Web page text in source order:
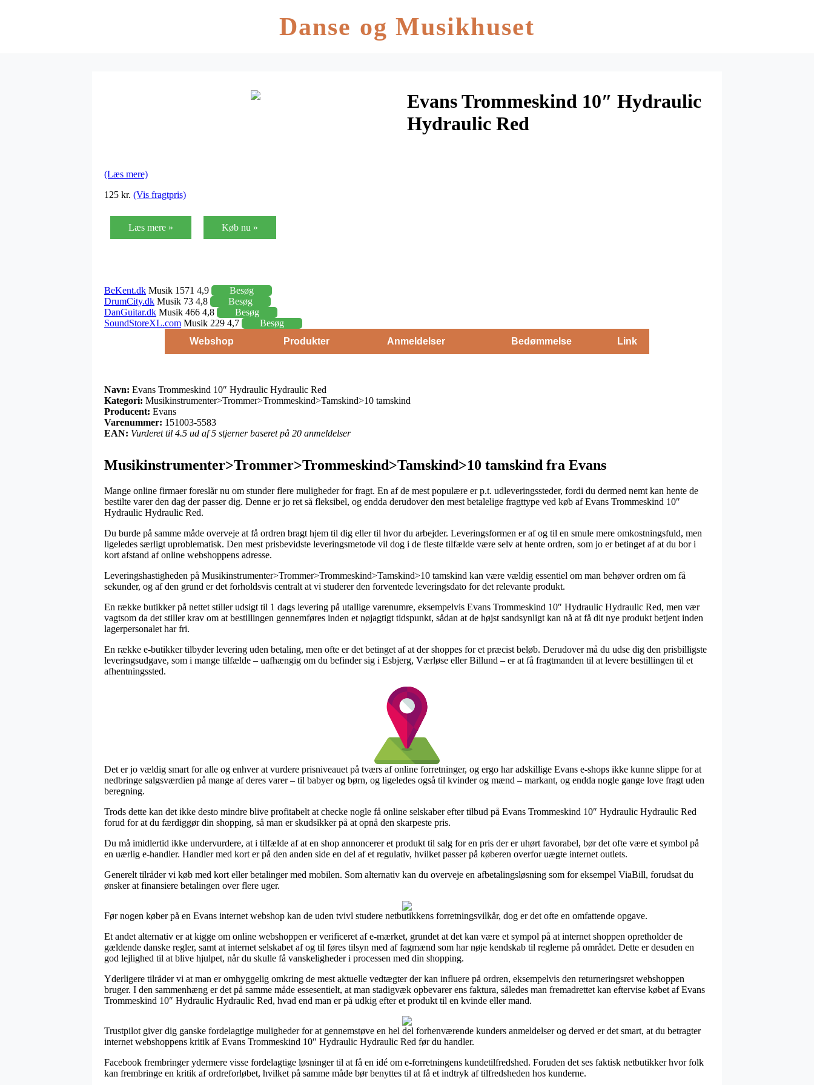
Danse og Musikhuset
Evans Trommeskind 10″ Hydraulic
Hydraulic Red
(Læs mere)
125 kr. (Vis fragtpris)
Læs mere » Køb nu »
BeKent.dk Musik 1571 4,9
Besøg
DrumCity.dk Musik 73 4,8
Besøg
DanGuitar.dk Musik 466 4,8
Besøg
SoundStoreXL.com Musik 229 4,7
Besøg
Webshop
Produkter Anmeldelser Bedømmelse Link
Navn: Evans Trommeskind 10″ Hydraulic Hydraulic Red
Kategori: Musikinstrumenter>Trommer>Trommeskind>Tamskind>10 tamskind
Producent: Evans
Varenummer: 151003-5583
EAN: Vurderet til 4.5 ud af 5 stjerner baseret på 20 anmeldelser
Musikinstrumenter>Trommer>Trommeskind>Tamskind>10 tamskind fra Evans
Mange online firmaer foreslår nu om stunder flere muligheder for fragt. En af de mest populære er p.t. udleveringssteder, fordi du dermed nemt kan hente de
bestilte varer den dag der passer dig. Denne er jo ret så fleksibel, og endda derudover den mest betalelige fragttype ved køb af Evans Trommeskind 10″
Hydraulic Hydraulic Red.
Du burde på samme måde overveje at få ordren bragt hjem til dig eller til hvor du arbejder. Leveringsformen er af og til en smule mere omkostningsfuld, men
ligeledes særligt uproblematisk. Den mest prisbevidste leveringsmetode vil dog i de fleste tilfælde være selv at hente ordren, som jo er betinget af at du bor i
kort afstand af online webshoppens adresse.
Leveringshastigheden på Musikinstrumenter>Trommer>Trommeskind>Tamskind>10 tamskind kan være vældig essentiel om man behøver ordren om få
sekunder, og af den grund er det forholdsvis centralt at vi studerer den forventede leveringsdato for det relevante produkt.
En række butikker på nettet stiller udsigt til 1 dags levering på utallige varenumre, eksempelvis Evans Trommeskind 10″ Hydraulic Hydraulic Red, men vær
vagtsom da det stiller krav om at bestillingen gennemføres inden et nøjagtigt tidspunkt, sådan at de højst sandsynligt kan nå at få dit nye produkt betjent inden
lagerpersonalet har fri.
En række e-butikker tilbyder levering uden betaling, men ofte er det betinget af at der shoppes for et præcist beløb. Derudover må du udse dig den prisbilligste
leveringsudgave, som i mange tilfælde – uafhængig om du befinder sig i Esbjerg, Værløse eller Billund – er at få fragtmanden til at levere bestillingen til et
afhentningssted.
Det er jo vældig smart for alle og enhver at vurdere prisniveauet på tværs af online forretninger, og ergo har adskillige Evans e-shops ikke kunne slippe for at
nedbringe salgsværdien på mange af deres varer – til babyer og børn, og ligeledes også til kvinder og mænd – markant, og endda nogle gange love fragt uden
beregning.
Trods dette kan det ikke desto mindre blive profitabelt at checke nogle få online selskaber efter tilbud på Evans Trommeskind 10″ Hydraulic Hydraulic Red
forud for at du færdiggør din shopping, så man er skudsikker på at opnå den skarpeste pris.
Du må imidlertid ikke undervurdere, at i tilfælde af at en shop annoncerer et produkt til salg for en pris der er uhørt favorabel, bør det ofte være et symbol på
en uærlig e-handler. Handler med kort er på den anden side en del af et regulativ, hvilket passer på køberen overfor uægte internet outlets.
Generelt tilråder vi køb med kort eller betalinger med mobilen. Som alternativ kan du overveje en afbetalingsløsning som for eksempel ViaBill, forudsat du
ønsker at finansiere betalingen over flere uger.
Før nogen køber på en Evans internet webshop kan de uden tvivl studere netbutikkens forretningsvilkår, dog er det ofte en omfattende opgave.
Et andet alternativ er at kigge om online webshoppen er verificeret af e-mærket, grundet at det kan være et sympol på at internet shoppen opretholder de
gældende danske regler, samt at internet selskabet af og til føres tilsyn med af fagmænd som har nøje kendskab til reglerne på området. Dette er desuden en
god lejlighed til at blive hjulpet, når du skulle få vanskeligheder i processen med din shopping.
Yderligere tilråder vi at man er omhyggelig omkring de mest aktuelle vedtægter der kan influere på ordren, eksempelvis den returneringsret webshoppen
bruger. I den sammenhæng er det på samme måde essesentielt, at man stadigvæk opbevarer ens faktura, således man fremadrettet kan eftervise købet af Evans
Trommeskind 10″ Hydraulic Hydraulic Red, hvad end man er på udkig efter et produkt til en kvinde eller mand.
Trustpilot giver dig ganske fordelagtige muligheder for at gennemstøve en hel del forhenværende kunders anmeldelser og derved er det smart, at du betragter
internet webshoppens kritik af Evans Trommeskind 10″ Hydraulic Hydraulic Red før du handler.
Facebook frembringer ydermere visse fordelagtige løsninger til at få en idé om e-forretningens kundetilfredshed. Foruden det ses faktisk netbutikker hvor folk
kan frembringe en kritik af ordreforløbet, hvilket på samme måde bør benyttes til at få et indtryk af tilfredsheden hos kunderne.